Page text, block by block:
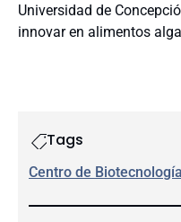
Universidad de
innovar en alimentos
Tags
Centro de Biotecnología